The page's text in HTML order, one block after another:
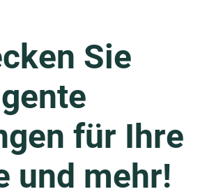
Sie
für Ihre
und mehr!